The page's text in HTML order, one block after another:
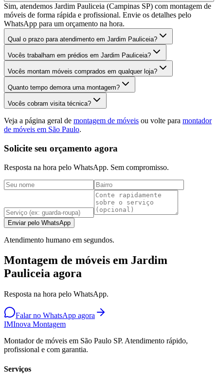
Sim, atendemos Jardim Pauliceia (Campinas SP) com montagem de
móveis de forma rápida e profissional. Envie os detalhes pelo
WhatsApp para um orçamento na hora.
Qual o prazo para atendimento em Jardim Pauliceia?
Vocês trabalham em prédios em Jardim Pauliceia?
Vocês montam móveis comprados em qualquer loja?
Quanto tempo demora uma montagem?
Vocês cobram visita técnica?
Veja a página geral de montagem de móveis ou volte para montador
de móveis em São Paulo.
Solicite seu orçamento agora
Resposta na hora pelo WhatsApp. Sem compromisso.
Enviar pelo WhatsApp
Atendimento humano em segundos.
Montagem de móveis em Jardim
Pauliceia agora
Resposta na hora pelo WhatsApp.
Falar no WhatsApp agora
IMInova Montagem
Montador de móveis em São Paulo SP. Atendimento rápido,
profissional e com garantia.
Serviços